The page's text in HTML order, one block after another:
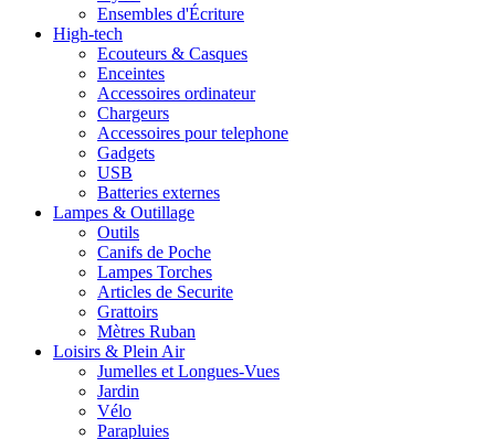
Ensembles d'Écriture
High-tech
Ecouteurs & Casques
Enceintes
Accessoires ordinateur
Chargeurs
Accessoires pour telephone
Gadgets
USB
Batteries externes
Lampes & Outillage
Outils
Canifs de Poche
Lampes Torches
Articles de Securite
Grattoirs
Mètres Ruban
Loisirs & Plein Air
Jumelles et Longues-Vues
Jardin
Vélo
Parapluies